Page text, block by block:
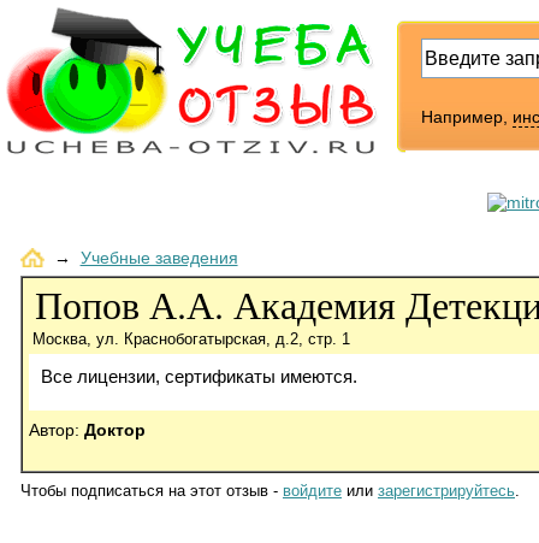
Например,
→ Учебные заведения
Попов А.А. Академия
Москва, ул. Краснобогатырская, д.2, стр. 1
Все лицензии, сертификаты имеются.
Автор: Доктор
Чтобы подписаться на этот отзыв - войдите или зарегистрируйтесь.